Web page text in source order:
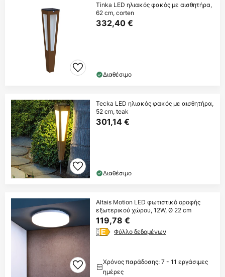
Tinka LED ηλιακός φακός με αισθητήρα,
62 cm, corten
332,40 €
Διαθέσιμο
Tecka LED ηλιακός φακός με αισθητήρα,
52 cm, teak
301,14 €
Διαθέσιμο
Altais Motion LED φωτιστικό οροφής
εξωτερικού χώρου, 12W, Ø 22 cm
119,78 €
Φύλλο δεδομένων
Χρόνος παράδοσης: 7 - 11 εργάσιμες
ημέρες